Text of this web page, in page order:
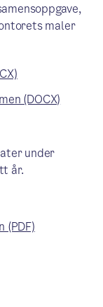
maler
(DOCX)
under
år.
(PDF)